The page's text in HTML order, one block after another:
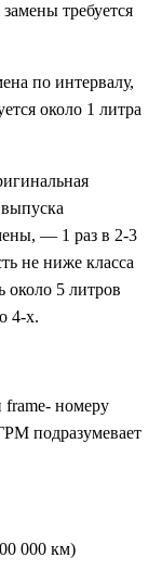
требуется
по интервалу,
около 1 литра
— 1 раз в 2-3
не ниже класса
около 5 литров
4-х.
frame- номеру
подразумевает
000 км)